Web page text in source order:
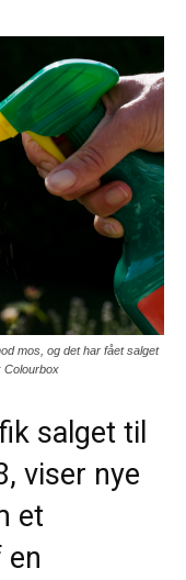
mos, og det har fået salget
Colourbox
salget til
viser nye
et